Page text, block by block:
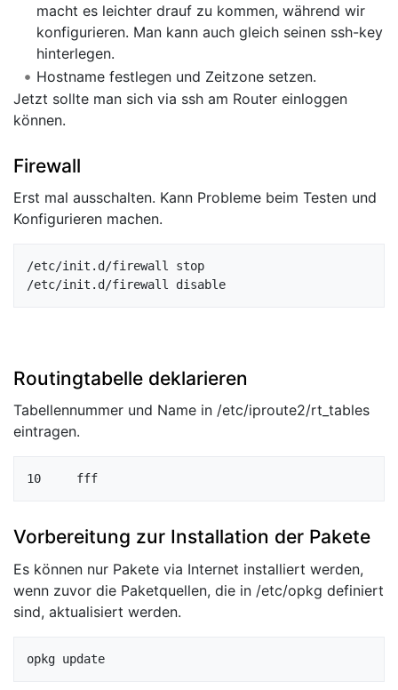
macht es leichter drauf zu kommen, während wir
konfigurieren. Man kann auch gleich seinen ssh-key
hinterlegen.
Hostname festlegen und Zeitzone setzen.
Jetzt sollte man sich via ssh am Router einloggen
können.
Firewall
Erst mal ausschalten. Kann Probleme beim Testen und
Konfigurieren machen.
/etc/init.d/firewall stop
Routingtabelle deklarieren
Tabellennummer und Name in /etc/iproute2/rt_tables
eintragen.
Vorbereitung zur Installation der Pakete
Es können nur Pakete via Internet installiert werden,
wenn zuvor die Paketquellen, die in /etc/opkg definiert
sind, aktualisiert werden.